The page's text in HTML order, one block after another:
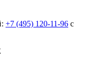
+7 (495) 120-11-96 с